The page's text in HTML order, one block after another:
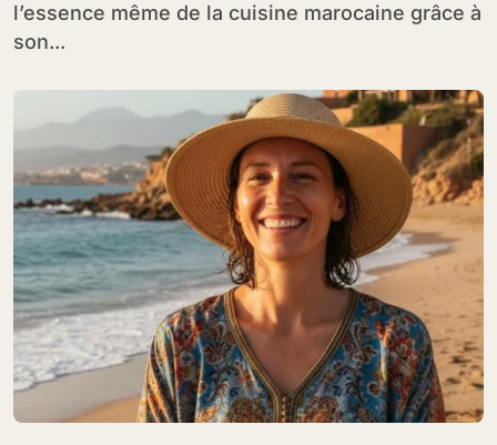
l’essence même de la cuisine marocaine grâce à
son...